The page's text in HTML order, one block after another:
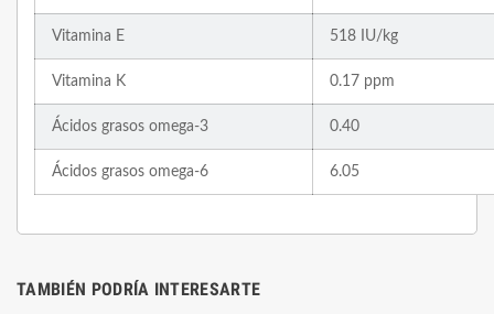
Vitamina E 518 IU/kg
Vitamina K 0.17 ppm
Ácidos grasos omega-3 0.40
Ácidos grasos omega-6 6.05
TAMBIÉN PODRÍA INTERESARTE